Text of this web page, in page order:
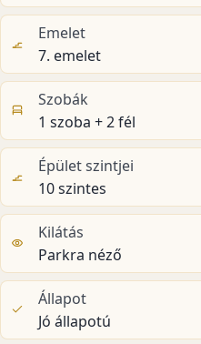
Emelet
7. emelet
Szobák
1 szoba + 2 fél
Épület szintjei
10 szintes
Kilátás
Parkra néző
Állapot
Jó állapotú